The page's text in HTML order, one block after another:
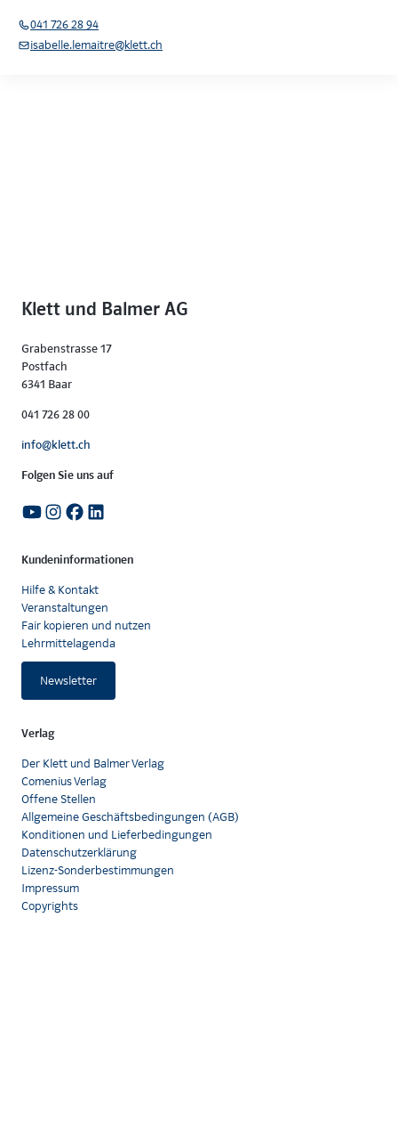
041 726 28 94
isabelle.lemaitre@klett.ch
Klett und Balmer AG
Grabenstrasse 17
Postfach
6341 Baar
041 726 28 00
info@klett.ch
Folgen Sie uns auf
Kundeninformationen
Hilfe & Kontakt
Veranstaltungen
Fair kopieren und nutzen
Lehrmittelagenda
Newsletter
Verlag
Der Klett und Balmer Verlag
Comenius Verlag
Offene Stellen
Allgemeine Geschäftsbedingungen (AGB)
Konditionen und Lieferbedingungen
Datenschutzerklärung
Lizenz-Sonderbestimmungen
Impressum
Copyrights